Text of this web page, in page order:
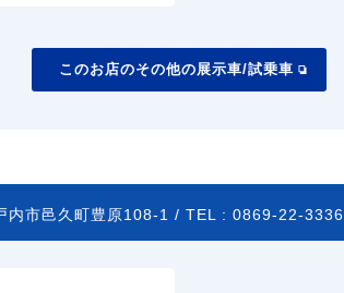
このお店のその他の展示車/試乗車
内市邑久町豊原108-1 / TEL : 0869-22-3336